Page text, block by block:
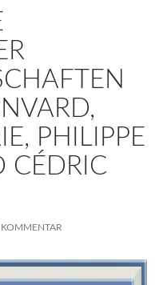
PHILIPPE
CÉDRIC
KOMMENTAR